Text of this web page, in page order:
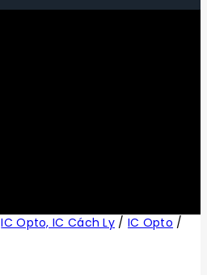
IC Opto, IC Cách Ly / IC Opto /